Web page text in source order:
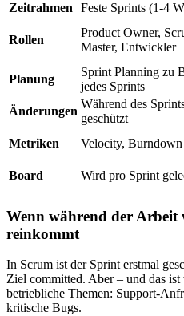
Zeitrahmen
Feste Sprints (1-4
Rollen
Product Owner,
Master, Entwickler
Planung
Sprint Planning zu
jedes Sprints
Änderungen
Während des
geschützt
Metriken Velocity, Burndown
Board
Wird pro Sprint
Wenn während der Arbeit
reinkommt
In Scrum ist der Sprint erstmal
Ziel committed. Aber – und das
betriebliche Themen: Support-
kritische Bugs.